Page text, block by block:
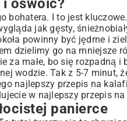
oswoić?
I to jest
jak gęsty,
powinny być jędrne i
dzielimy go na mniejsze
za małe, bo się rozpadną
wodzie. Tak z 5-7 minut,
najlepszy przepis na
w najlepszy przepis
panierce